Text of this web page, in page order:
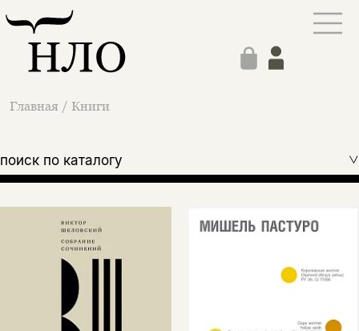
Главная / Книги
поиск по каталогу